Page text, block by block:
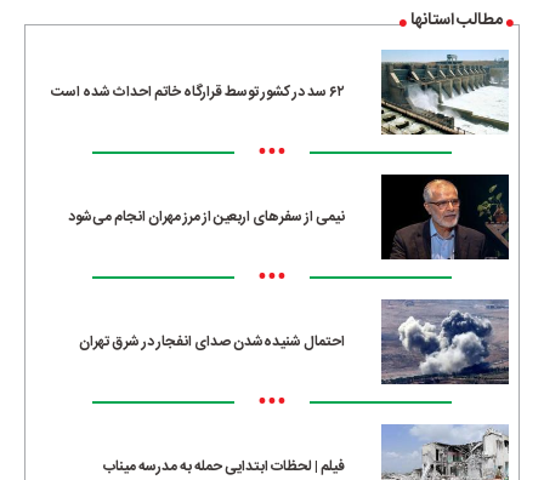
مطالب استانها
۶۲ سد در کشور توسط قرارگاه خاتم احداث شده است
•••
نیمی از سفرهای اربعین از مرز مهران انجام می‌شود
•••
احتمال شنیده‌شدن صدای انفجار در شرق تهران
•••
فیلم | لحظات ابتدایی حمله به مدرسه میناب